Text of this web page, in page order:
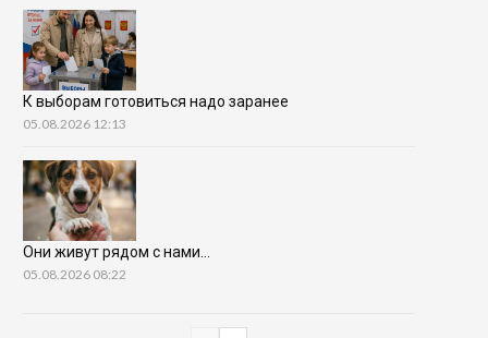
К выборам готовиться надо заранее
05.08.2026 12:13
Они живут рядом с нами…
05.08.2026 08:22